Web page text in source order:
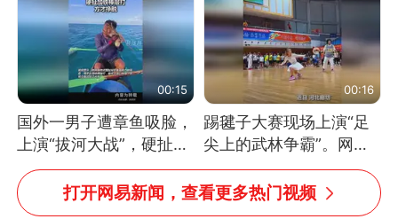
00:15
国外一男子遭章鱼吸脸，
上演“拔河大战”，硬扯加
铁棒敲打方才挣脱
00:16
踢毽子大赛现场上演“足
尖上的武林争霸”。网
友：这哪是踢毽子，分明
是武侠片现场！#睡个好
打开网易新闻，查看更多热门视频